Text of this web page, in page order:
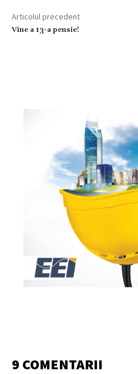
Articolul precedent
Vine a 13-a pensie!
9 COMENTARII